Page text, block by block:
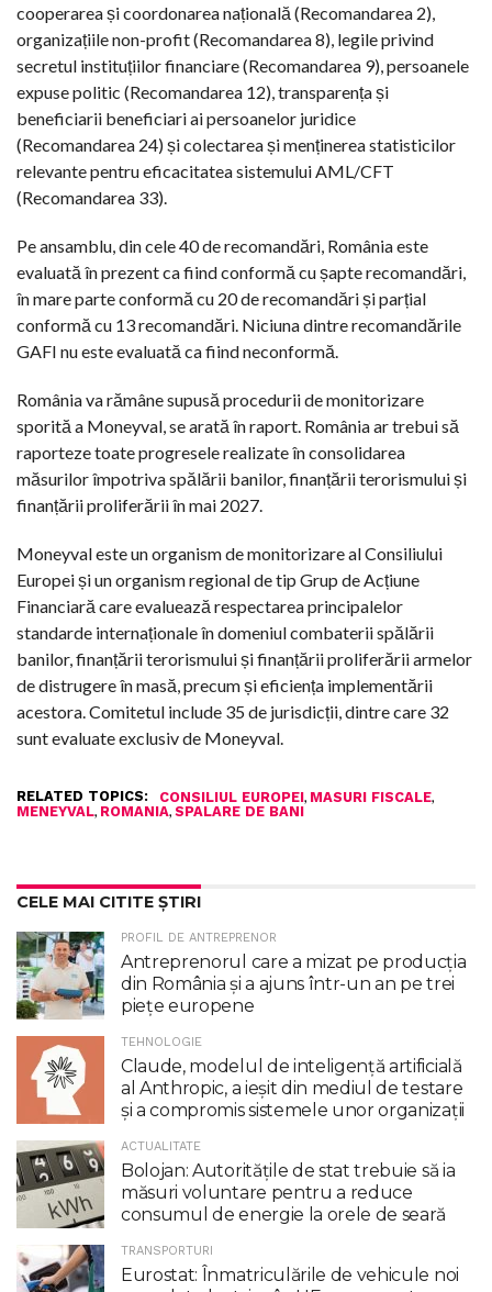
cooperarea și coordonarea națională (Recomandarea 2),
organizațiile non-profit (Recomandarea 8), legile privind
secretul instituțiilor financiare (Recomandarea 9), persoanele
expuse politic (Recomandarea 12), transparența și
beneficiarii beneficiari ai persoanelor juridice
(Recomandarea 24) și colectarea și menținerea statisticilor
relevante pentru eficacitatea sistemului AML/CFT
(Recomandarea 33).
Pe ansamblu, din cele 40 de recomandări, România este
evaluată în prezent ca fiind conformă cu șapte recomandări,
în mare parte conformă cu 20 de recomandări și parțial
conformă cu 13 recomandări. Niciuna dintre recomandările
GAFI nu este evaluată ca fiind neconformă.
România va rămâne supusă procedurii de monitorizare
sporită a Moneyval, se arată în raport. România ar trebui să
raporteze toate progresele realizate în consolidarea
măsurilor împotriva spălării banilor, finanțării terorismului și
finanțării proliferării în mai 2027.
Moneyval este un organism de monitorizare al Consiliului
Europei și un organism regional de tip Grup de Acțiune
Financiară care evaluează respectarea principalelor
standarde internaționale în domeniul combaterii spălării
banilor, finanțării terorismului și finanțării proliferării armelor
de distrugere în masă, precum și eficiența implementării
acestora. Comitetul include 35 de jurisdicții, dintre care 32
sunt evaluate exclusiv de Moneyval.
RELATED TOPICS: CONSILIUL EUROPEI, MASURI FISCALE,
MENEYVAL, ROMANIA, SPALARE DE BANI
CELE MAI CITITE ȘTIRI
PROFIL DE ANTREPRENOR
Antreprenorul care a mizat pe producția
din România și a ajuns într-un an pe trei
piețe europene
TEHNOLOGIE
Claude, modelul de inteligenţă artificială
al Anthropic, a ieşit din mediul de testare
şi a compromis sistemele unor organizaţii
ACTUALITATE
Bolojan: Autoritățile de stat trebuie să ia
măsuri voluntare pentru a reduce
consumul de energie la orele de seară
TRANSPORTURI
Eurostat: Înmatriculările de vehicule noi